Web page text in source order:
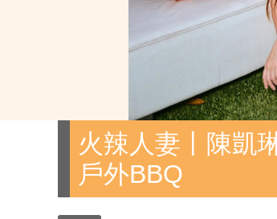
火辣人妻丨陳凱
戶外BBQ